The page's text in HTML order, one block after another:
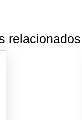
relacionados